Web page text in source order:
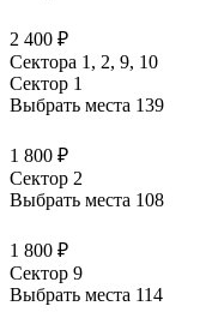
2 400 ₽
Сектора 1, 2, 9, 10
Сектор 1
Выбрать места 139
1 800 ₽
Сектор 2
Выбрать места 108
1 800 ₽
Сектор 9
Выбрать места 114